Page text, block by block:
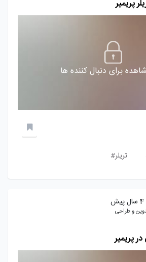
پریمیر
برای دنبال کننده ها
تریلر#
4 سال پیش
و طراحی
پریمیر